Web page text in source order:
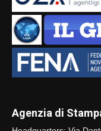
Agenzia di